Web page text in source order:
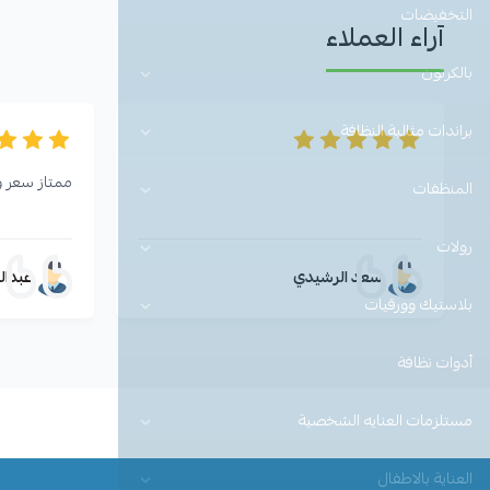
التخفيضات
بالكرتون
براندات مثالية النظافة
المنظفات
رولات
بلاستيك وورقيات
أدوات نظافة
مستلزمات العنايه الشخصية
العناية بالاطفال
آراء العملاء
سعد الرشيدي
ممتاز